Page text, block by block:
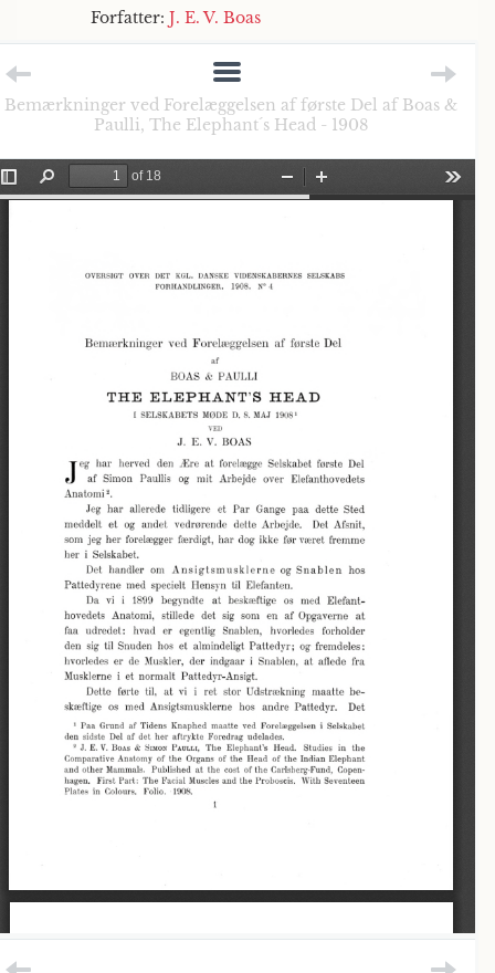
Forfatter: J. E. V. Boas
Bemærkninger ved Forelæggelsen af første Del af Boas &
Paulli, The Elephant´s Head - 1908